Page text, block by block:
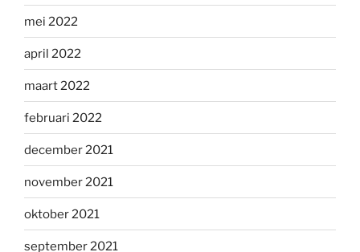
mei 2022
april 2022
maart 2022
februari 2022
december 2021
november 2021
oktober 2021
september 2021